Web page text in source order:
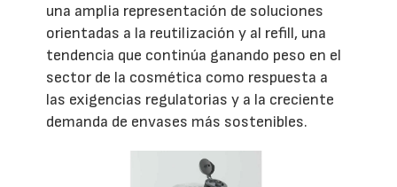
una amplia representación de soluciones
orientadas a la reutilización y al refill, una
tendencia que continúa ganando peso en el
sector de la cosmética como respuesta a
las exigencias regulatorias y a la creciente
demanda de envases más sostenibles.